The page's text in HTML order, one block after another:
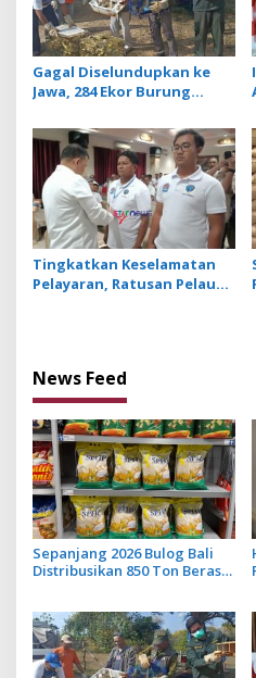
Gagal Diselundupkan ke
Jawa, 284 Ekor Burung
Dilepasliarkan Cegah
Ancaman Penyakit
Tingkatkan Keselamatan
Pelayaran, Ratusan Pelaut
News Feed
Sepanjang 2026 Bulog Bali
Distribusikan 850 Ton Beras